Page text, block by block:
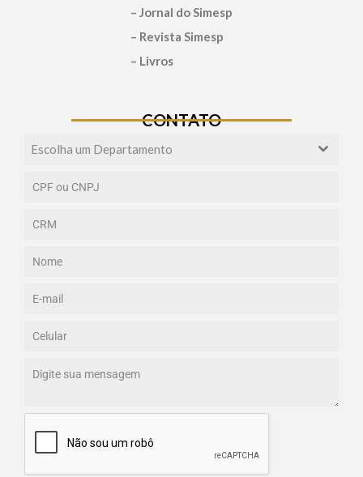
– Jornal do Simesp
– Revista Simesp
– Livros
CONTATO
Escolha um Departamento